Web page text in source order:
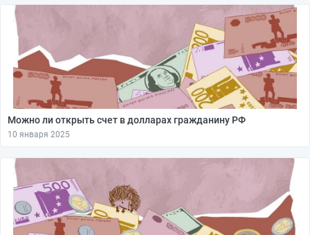
Можно ли открыть счет в долларах гражданину РФ
10 января 2025